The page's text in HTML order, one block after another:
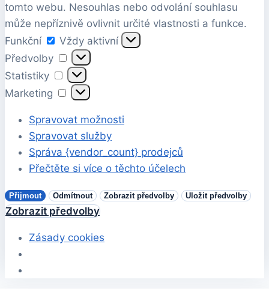
tomto webu. Nesouhlas nebo odvolání souhlasu
může nepříznivě ovlivnit určité vlastnosti a funkce.
Funkční
Funkční
Vždy aktivní
Předvolby
Předvolby
Statistiky
Statistiky
Marketing
Marketing
Spravovat možnosti
Spravovat služby
Správa {vendor_count} prodejců
Přečtěte si více o těchto účelech
Přijmout Odmítnout Zobrazit předvolby Uložit předvolby
Zobrazit předvolby
Zásady cookies